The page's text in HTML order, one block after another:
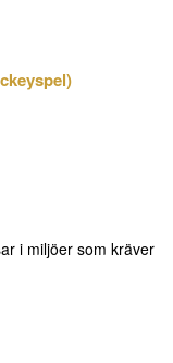
i miljöer som kräver